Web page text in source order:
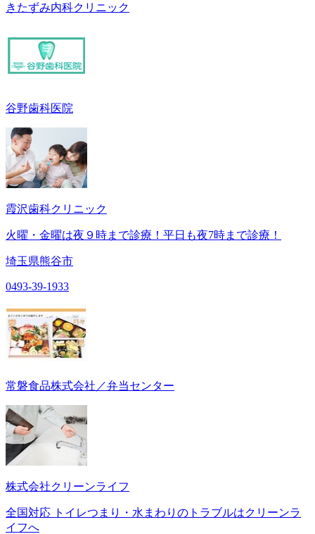
きたずみ内科クリニック
谷野歯科医院
霞沢歯科クリニック
火曜・金曜は夜９時まで診療！平日も夜7時まで診療！
埼玉県熊谷市
0493-39-1933
常磐食品株式会社／弁当センター
株式会社クリーンライフ
全国対応 トイレつまり・水まわりのトラブルはクリーンラ
イフへ